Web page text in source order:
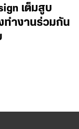
เต็มสูบ
ทำงานร่วมกัน